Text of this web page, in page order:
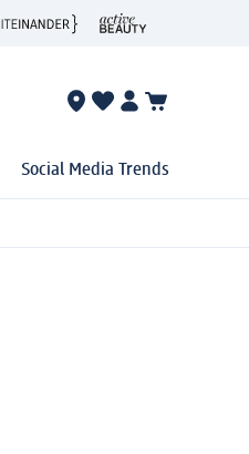
Social Media Trends